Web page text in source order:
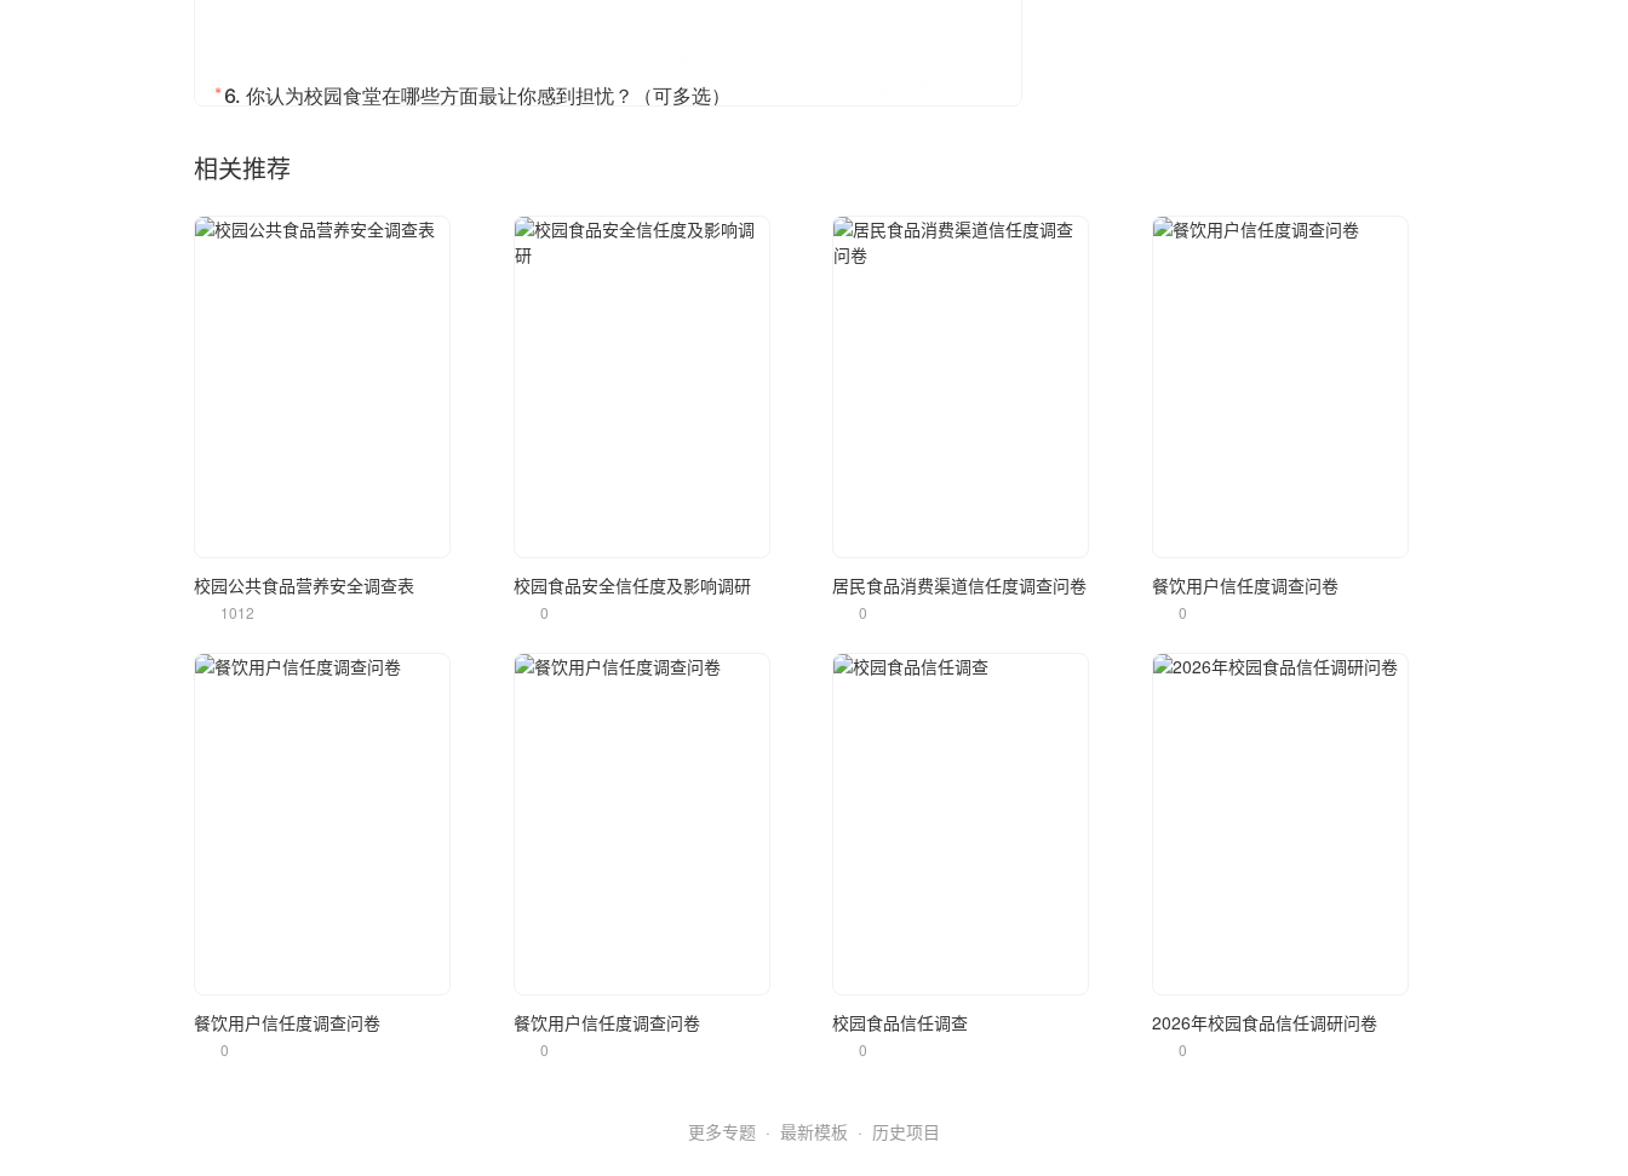
相关推荐
校园公共食品营养安全调查表
1012
校园食品安全信任度及影响调研
0
居民食品消费渠道信任度调查问卷
0
餐饮用户信任度调查问卷
0
餐饮用户信任度调查问卷
0
餐饮用户信任度调查问卷
0
校园食品信任调查
0
2026年校园食品信任调研问卷
0
更多专题 · 最新模板 · 历史项目